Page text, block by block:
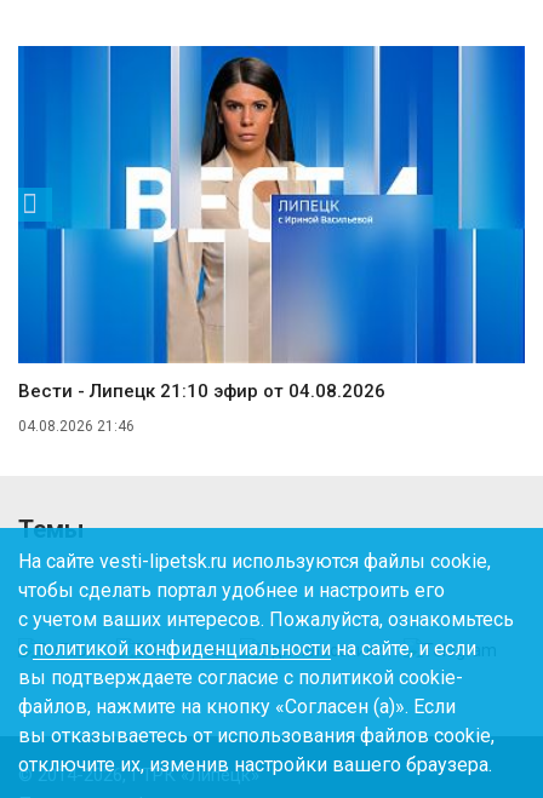
Вести - Липецк 21:10 эфир от 04.08.2026
04.08.2026 21:46
Темы
© 2014-2026, ГТРК «Липецк»
На сайте vesti-lipetsk.ru используются файлы cookie,
чтобы сделать портал удобнее и настроить его
с учетом ваших интересов. Пожалуйста, ознакомьтесь
с политикой конфиденциальности на сайте, и если
вы подтверждаете согласие с политикой cookie-
файлов, нажмите на кнопку «Согласен (а)». Если
вы отказываетесь от использования файлов cookie,
отключите их, изменив настройки вашего браузера.